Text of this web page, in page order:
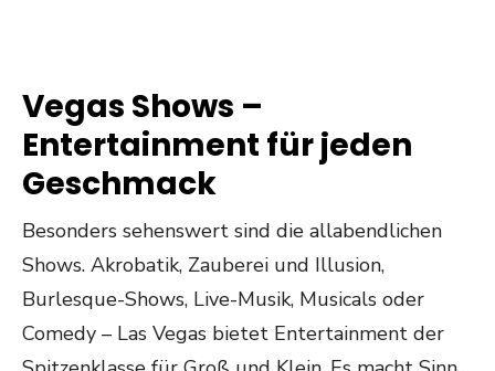
Vegas Shows –
Entertainment für jeden
Geschmack
Besonders sehenswert sind die allabendlichen
Shows. Akrobatik, Zauberei und Illusion,
Burlesque-Shows, Live-Musik, Musicals oder
Comedy – Las Vegas bietet Entertainment der